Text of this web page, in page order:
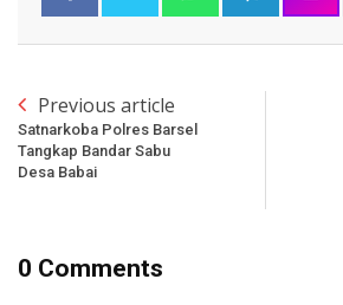
Previous article
Satnarkoba Polres Barsel
Tangkap Bandar Sabu
Desa Babai
0 Comments